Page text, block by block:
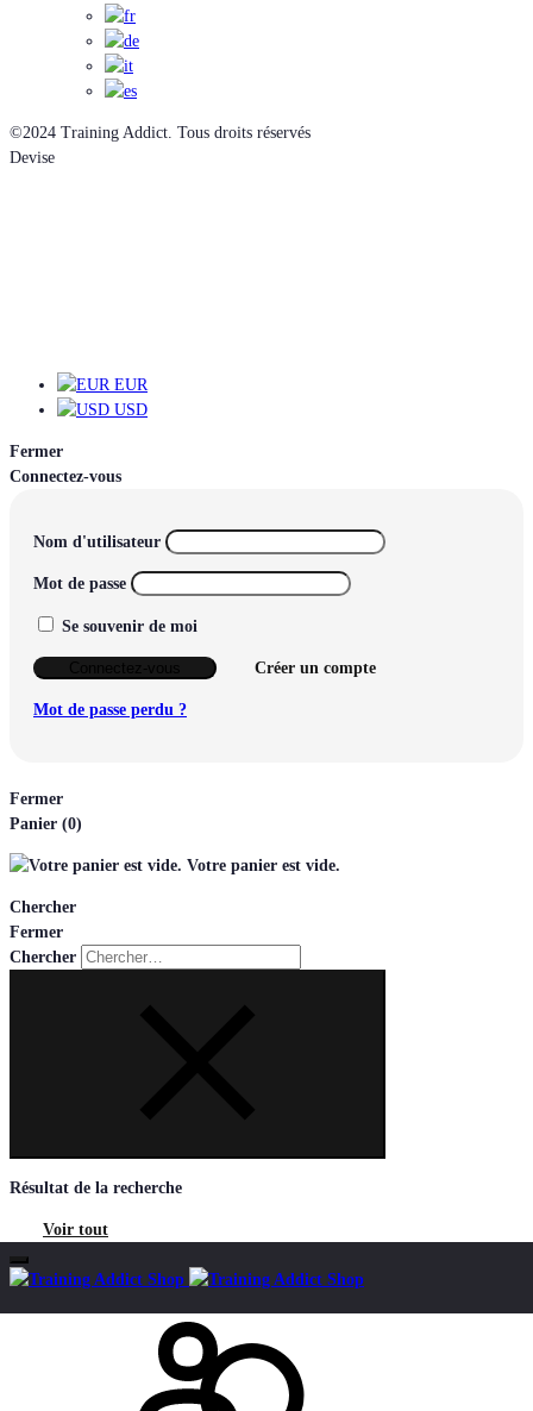
©2024 Training Addict. Tous droits réservés
Devise
EUR
USD
Fermer
Connectez-vous
Nom d'utilisateur
Mot de passe
Se souvenir de moi
Créer un compte
Mot de passe perdu ?
Fermer
Panier (0)
Votre panier est vide.
Chercher
Fermer
Chercher
Résultat de la recherche
Voir tout